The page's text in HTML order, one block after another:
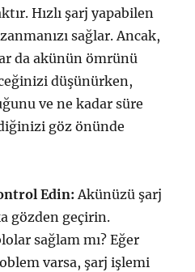
Hızlı şarj yapabilen
sağlar. Ancak,
da akünün ömrünü
düşünürken,
ve ne kadar süre
göz önünde
Edin:Akünüzü şarj
gözden geçirin.
sağlam mı? Eğer
varsa, şarj işlemi